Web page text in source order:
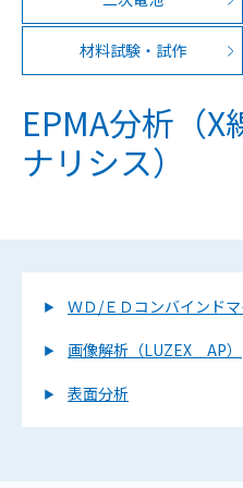
材料試験・試作
EPMA分析（X
ナリシス）
ＷＤ/ＥＤコンバインド
画像解析（LUZEX AP）
表面分析